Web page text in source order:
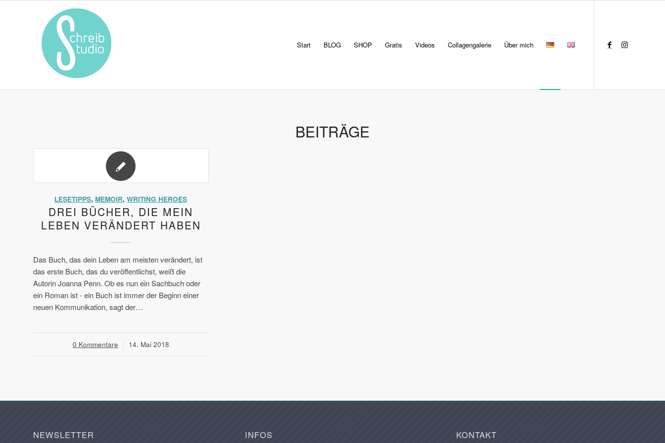
Start BLOG SHOP Gratis Videos Collagengalerie Über mich
BEITRÄGE
LESETIPPS, MEMOIR,WRITING HEROES
DREI BÜCHER, DIE MEIN
LEBEN VERÄNDERT HABEN
Das Buch, das dein Leben am meisten verändert, ist
das erste Buch, das du veröffentlichst, weiß die
Autorin Joanna Penn. Ob es nun ein Sachbuch oder
ein Roman ist - ein Buch ist immer der Beginn einer
neuen Kommunikation, sagt der…
0 Kommentare
/ 14. Mai 2018
NEWSLETTER INFOS KONTAKT